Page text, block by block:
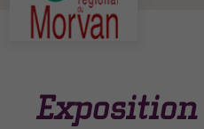
Exposition